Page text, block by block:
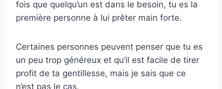
fois que quelqu’un est dans le besoin, tu es la
première personne à lui prêter main forte.
Certaines personnes peuvent penser que tu es
un peu trop généreux et qu’il est facile de tirer
profit de ta gentillesse, mais je sais que ce
n’est pas le cas.